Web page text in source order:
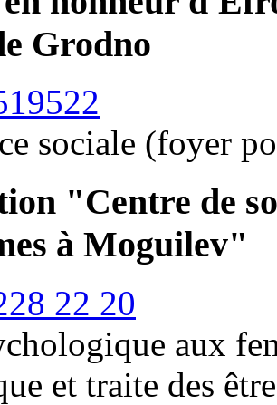
Grodno
sociale (foyer
"Centre de
à Moguilev"
22 20
aux
et traite des